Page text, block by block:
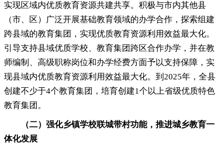
实现区域内优质教育资源共建共享。积极与市内其他县
（市、区）广泛开展基础教育领域的办学合作 ， 探索组建
跨县域的教育集团，实现优质教育资源利用效益最大化。
引导支持县域优质学校、教育集团跨区合作办学，并在教
师编制、高级职称岗位和办学经费方面予以支持保障 ， 实
现县域内优质教育资源利用效益最大化。到2025年 ， 全县
创建不少于4个教育集团，培育创建1个以上省级优质特色
教育集团 。
（二）强化乡镇学校联城带村功能， 推进城乡教育一
体化发展